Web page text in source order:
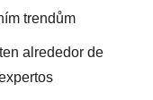
trendům
alrededor de